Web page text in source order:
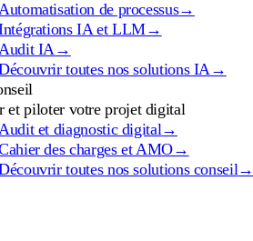
de processus→
IA et LLM→
IA→
toutes nos solutions IA→
et piloter votre projet digital
et diagnostic digital→
des charges et AMO→
toutes nos solutions conseil→